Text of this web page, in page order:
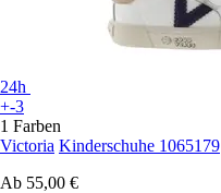
24h
+-3
1 Farben
Victoria Kinderschuhe 1065179
Ab 55,00 €